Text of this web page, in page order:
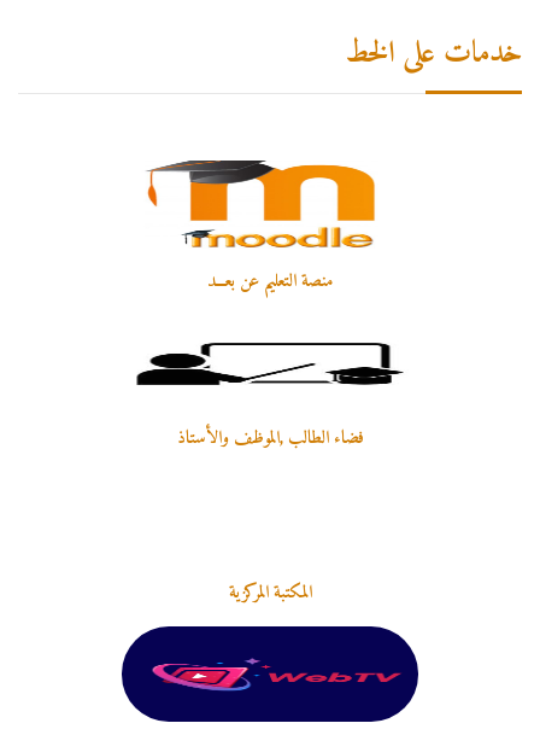
خدمات على الخط
منصة التعليم عن بعـــد
فضاء الطالب ,الموظف والأستاذ
المكتبة المركزية